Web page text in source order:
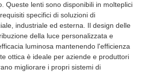
Queste lenti sono disponibili in molteplici
specifici di soluzioni di
industriale ed esterna. Il design delle
della luce personalizzata e
luminosa mantenendo l'efficienza
ottica è ideale per aziende e produttori
migliorare i propri sistemi di